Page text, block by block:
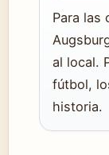
Para las
al local.
fútbol,
historia.